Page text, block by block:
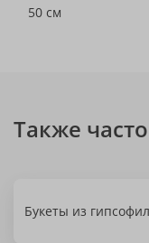
50 см
Также
Букеты из